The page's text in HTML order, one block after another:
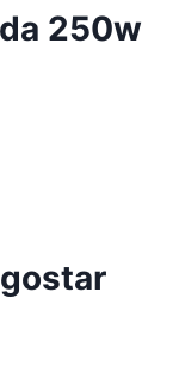
250w